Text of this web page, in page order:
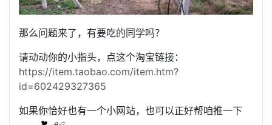
那么问题来了，有要吃的同学吗？
请动动你的小指头，点这个淘宝链接：
https://item.taobao.com/item.htm?
id=602429327365
如果你恰好也有一个小网站，也可以正好帮咱推一下